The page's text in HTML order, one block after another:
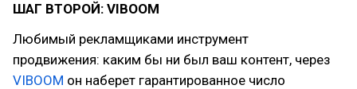
ШАГ ВТОРОЙ: VIBOOM
Любимый рекламщиками инструмент
продвижения: каким бы ни был ваш контент, через
VIBOOM он наберет гарантированное число